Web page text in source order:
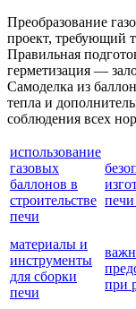
Преобразование
проект, требующий
Правильная
герметизация —
Самоделка из
тепла и
соблюдения всех
использование
газовых
баллонов в
строительстве
печи
печи
материалы и
инструменты
для сборки
печи
при